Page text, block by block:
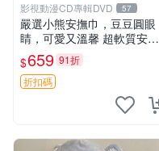
影視動漫CD專輯DVD 57
嚴選小熊安撫巾，豆豆圓眼
睛，可愛又溫馨 超軟質安撫
巾，豆豆設計，哄睡好幫手
約克豆豆眼安撫巾 數碼豆豆
眼
$659 91折
折扣碼